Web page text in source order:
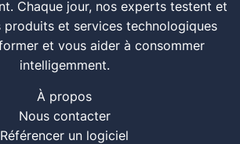
Chaque jour, nos experts testent et
produits et services technologiques
et vous aider à consommer
intelligemment.
À propos
Nous contacter
Référencer un logiciel